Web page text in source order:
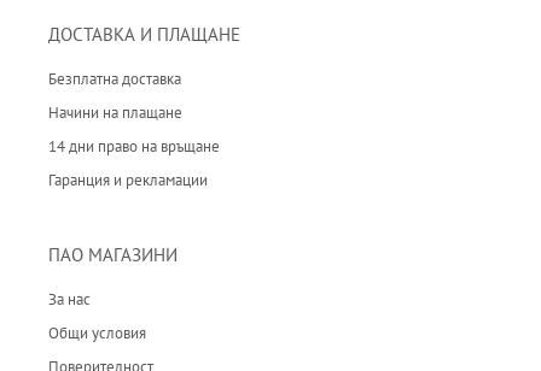
ДОСТАВКА И ПЛАЩАНЕ
Безплатна доставка
Начини на плащане
14 дни право на връщане
Гаранция и рекламации
ПАО МАГАЗИНИ
За нас
Общи условия
Поверителност